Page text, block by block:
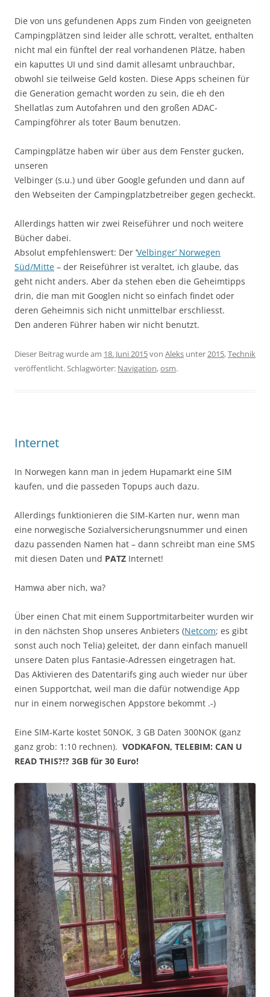
Die von uns gefundenen Apps zum Finden von geeigneten
Campingplätzen sind leider alle schrott, veraltet, enthalten
nicht mal ein fünftel der real vorhandenen Plätze, haben
ein kaputtes UI und sind damit allesamt unbrauchbar,
obwohl sie teilweise Geld kosten. Diese Apps scheinen für
die Generation gemacht worden zu sein, die eh den
Shellatlas zum Autofahren und den großen ADAC-
Campingföhrer als toter Baum benutzen.
Campingplätze haben wir über aus dem Fenster gucken,
unseren
Velbinger (s.u.) und über Google gefunden und dann auf
den Webseiten der Campingplatzbetreiber gegen gecheckt.
Allerdings hatten wir zwei Reiseführer und noch weitere
Bücher dabei.
Absolut empfehlenswert: Der ‘Velbinger’ Norwegen
Süd/Mitte – der Reiseführer ist veraltet, ich glaube, das
geht nicht anders. Aber da stehen eben die Geheimtipps
drin, die man mit Googlen nicht so einfach findet oder
deren Geheimnis sich nicht unmittelbar erschliesst.
Den anderen Führer haben wir nicht benutzt.
Dieser Beitrag wurde am 18. Juni 2015von Aleks unter2015,Technik
veröffentlicht. Schlagwörter: Navigation,osm.
Internet
In Norwegen kann man in jedem Hupamarkt eine SIM
kaufen, und die passeden Topups auch dazu.
Allerdings funktionieren die SIM-Karten nur, wenn man
eine norwegische Sozialversicherungsnummer und einen
dazu passenden Namen hat – dann schreibt man eine SMS
mit diesen Daten und PATZ Internet!
Hamwa aber nich, wa?
Über einen Chat mit einem Supportmitarbeiter wurden wir
in den nächsten Shop unseres Anbieters (Netcom; es gibt
sonst auch noch Telia) geleitet, der dann einfach manuell
unsere Daten plus Fantasie-Adressen eingetragen hat.
Das Aktivieren des Datentarifs ging auch wieder nur über
einen Supportchat, weil man die dafür notwendige App
nur in einem norwegischen Appstore bekommt .-)
Eine SIM-Karte kostet 50NOK, 3 GB Daten 300NOK (ganz
ganz grob: 1:10 rechnen). VODKAFON, TELEBIM: CAN U
READ THIS?!? 3GB für 30 Euro!